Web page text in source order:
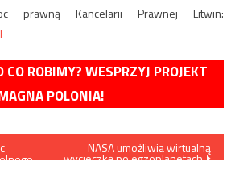
prawną Kancelarii Prawnej Litwin:
CO ROBIMY? WESPRZYJ PROJEKT
POLONIA!
NASA umożliwia wirtualną
wycieczkę po egzoplanetach